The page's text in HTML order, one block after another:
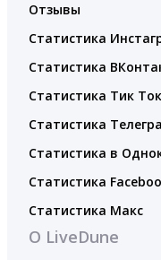
Отзывы
Статистика
Статистика
Статистика Тик Ток
Статистика
Статистика в
Статистика
Статистика Макс
О LiveDune